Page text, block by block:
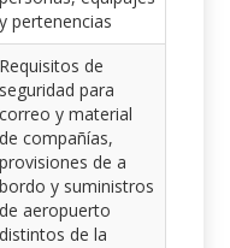
y pertenencias
Requisitos de
seguridad para
correo y material
de compañías,
provisiones de a
bordo y suministros
de aeropuerto
distintos de la